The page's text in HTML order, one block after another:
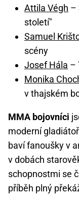
Attila Végh –
století"
Samuel
scény
Josef Hála –
Monika
v thajském
MMA bojovníci
moderní
baví fanoušky v
v dobách
schopnostmi se
příběh plný